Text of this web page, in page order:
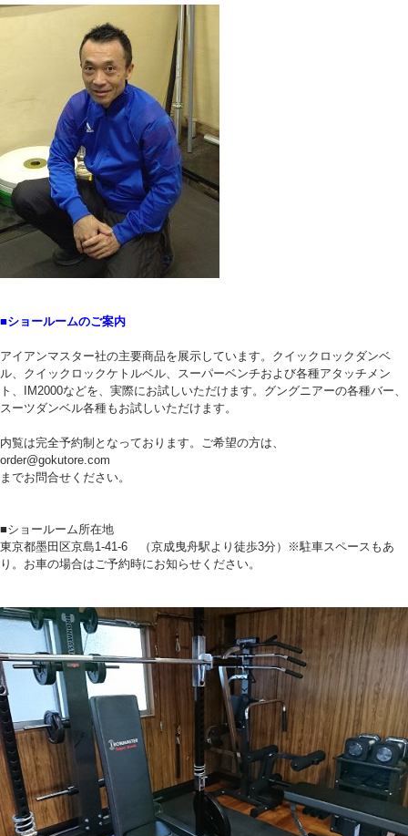
■ショールームのご案内
アイアンマスター社の主要商品を展示しています。クイックロックダンベ
ル、クイックロックケトルベル、スーパーベンチおよび各種アタッチメン
ト、IM2000などを、実際にお試しいただけます。グングニアーの各種バー、
スーツダンベル各種もお試しいただけます。
内覧は完全予約制となっております。ご希望の方は、
order@gokutore.com
までお問合せください。
■ショールーム所在地
東京都墨田区京島1-41-6 （京成曳舟駅より徒歩3分）※駐車スペースもあ
り。お車の場合はご予約時にお知らせください。